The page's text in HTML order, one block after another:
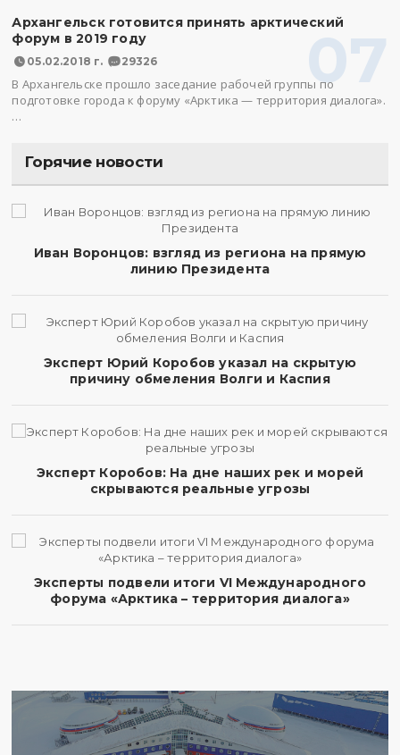
07
Архангельск готовится принять арктический
форум в 2019 году
05.02.2018 г. 29326
В Архангельске прошло заседание рабочей группы по
подготовке города к форуму «Арктика — территория диалога».
…
Горячие новости
Иван Воронцов: взгляд из региона на прямую
линию Президента
Эксперт Юрий Коробов указал на скрытую
причину обмеления Волги и Каспия
Эксперт Коробов: На дне наших рек и морей
скрываются реальные угрозы
Эксперты подвели итоги VI Международного
форума «Арктика – территория диалога»